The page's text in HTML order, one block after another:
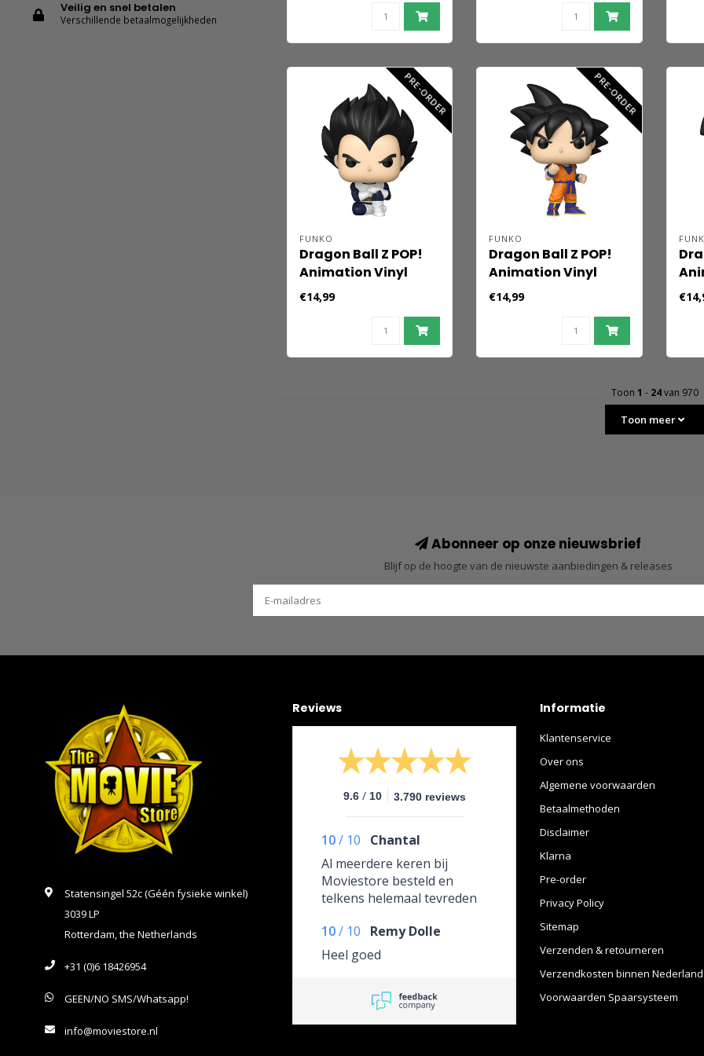
Veilig en snel betalen
Verschillende betaalmogelijkheden
PRE-ORDER
FUNKO
Dragon Ball Z POP!
Animation Vinyl
Figure Vegeta
(Refresh) 9 cm
€14,99
PRE-ORDER
FUNKO
Dragon Ball Z POP!
Animation Vinyl
Figure Goku
(Refresh) 9 cm
€14,99
Toon 1 - 24van 970
Toon meer
Abonneer op onze nieuwsbrief
Blijf op de hoogte van de nieuwste aanbiedingen & releases
Statensingel 52c (Géén fysieke winkel)
3039 LP
Rotterdam, the Netherlands
+31 (0)6 18426954
GEEN/NO SMS/Whatsapp!
info@moviestore.nl
Reviews
9.6 / 10 3.790 reviews
10 / 10
Chantal
Al meerdere keren bij
Moviestore besteld en
telkens helemaal tevreden
ook hoe het ingepakt
wordt.
10 / 10
Remy Dolle
Heel goed
Informatie
Klantenservice
Over ons
Algemene voorwaarden
Betaalmethoden
Disclaimer
Klarna
Pre-order
Privacy Policy
Sitemap
Verzenden & retourneren
Verzendkosten binnen Nederland
Voorwaarden Spaarsysteem